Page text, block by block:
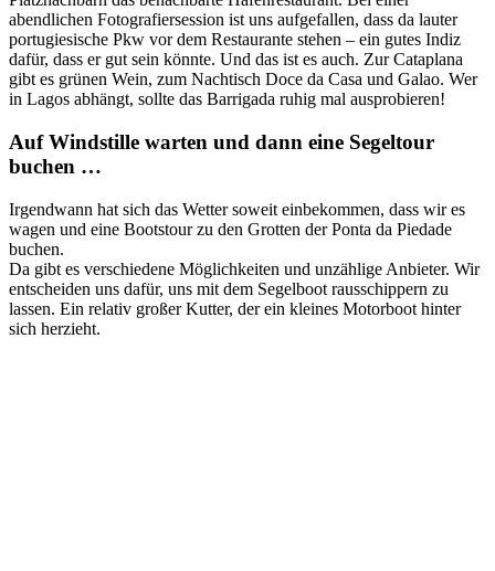
abendlichen Fotografiersession ist uns aufgefallen, dass da lauter
portugiesische Pkw vor dem Restaurante stehen – ein gutes Indiz
dafür, dass er gut sein könnte. Und das ist es auch. Zur Cataplana
gibt es grünen Wein, zum Nachtisch Doce da Casa und Galao. Wer
in Lagos abhängt, sollte das Barrigada ruhig mal ausprobieren!
Auf Windstille warten und dann eine Segeltour
buchen …
Irgendwann hat sich das Wetter soweit einbekommen, dass wir es
wagen und eine Bootstour zu den Grotten der Ponta da Piedade
buchen.
Da gibt es verschiedene Möglichkeiten und unzählige Anbieter. Wir
entscheiden uns dafür, uns mit dem Segelboot rausschippern zu
lassen. Ein relativ großer Kutter, der ein kleines Motorboot hinter
sich herzieht.